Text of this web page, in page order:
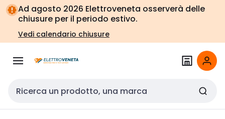
Vai alla
navigazione
Vai
alla
pagina
Ad agosto 2026 Elettroveneta osserverà delle
chiusure per il periodo estivo.
Vedi calendario chiusure
Cerca input